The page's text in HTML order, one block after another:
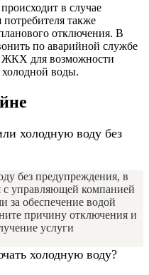
в случае
также
отключения. В
по аварийной службе
ЖКХ для возможности
холодной воды.
холодную воду без
без предупреждения, в
с управляющей компанией
за обеспечение водой
причину отключения и
услуги
холодную воду?